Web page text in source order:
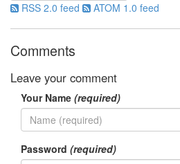
RSS 2.0 feed ATOM 1.0 feed
Comments
Leave your comment
Your Name (required)
Password (required)
by
김
정
균
Daweikala
AA
1.5V
Li-
ion
1280...